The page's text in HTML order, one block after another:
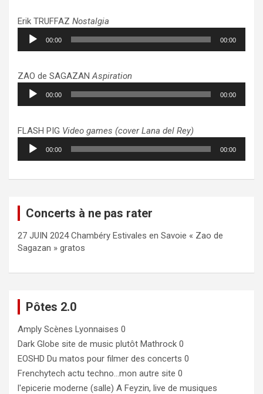
Erik TRUFFAZ Nostalgia
Lecteur
audio
00:00 00:00
ZAO de SAGAZANAspiration
Lecteur
audio
00:00 00:00
FLASH PIG Video games (cover Lana del Rey)
Lecteur
audio
00:00 00:00
Concerts à ne pas rater
27 JUIN 2024 Chambéry Estivales en Savoie « Zao de
Sagazan » gratos
Pôtes 2.0
Amply Scènes Lyonnaises 0
Dark Globe site de music plutôt Mathrock 0
EOSHD Du matos pour filmer des concerts 0
Frenchytech actu techno…mon autre site 0
l'epicerie moderne (salle) A Feyzin, live de musiques